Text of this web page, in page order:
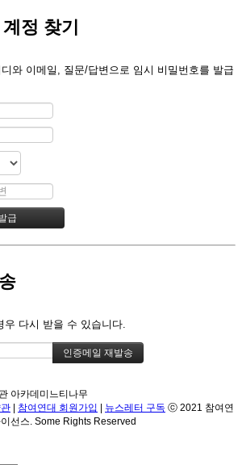
정 찾기
와 이메일, 질문/답변으로 임시 비밀번호를 발급
우 다시 받을 수 있습니다.
아카데미느티나무
참여연대 회원가입 뉴스레터 구독 ⓒ 2021 참여연
선스. Some Rights Reserved